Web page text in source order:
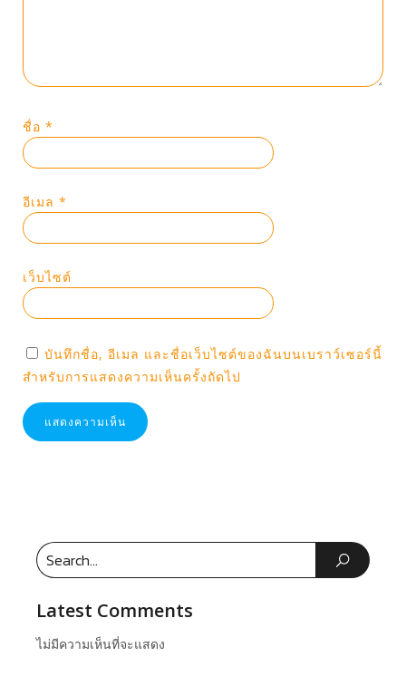
ชื่อ *
อีเมล *
เว็บไซต์
บันทึกชื่อ, อีเมล และชื่อเว็บไซต์ของฉันบนเบราว์เซอร์นี้
สำหรับการแสดงความเห็นครั้งถัดไป
Latest Comments
ไม่มีความเห็นที่จะแสดง